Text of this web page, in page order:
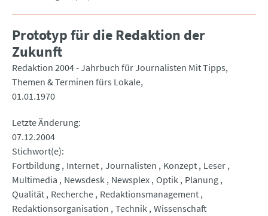
Prototyp für die Redaktion der
Zukunft
Redaktion 2004 - Jahrbuch für Journalisten Mit Tipps,
Themen & Terminen fürs Lokale
01.01.1970
Letzte Änderung
07.12.2004
Stichwort(e)
Fortbildung Internet Journalisten Konzept Leser
Multimedia
Newsdesk Newsplex Optik Planung
Qualität Recherche Redaktionsmanagement
Redaktionsorganisation Technik Wissenschaft